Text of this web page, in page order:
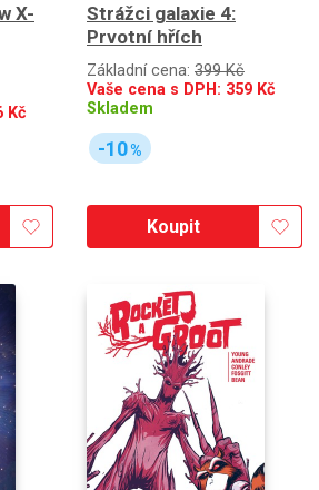
X-
Kč
Strážci galaxie 4:
Prvotní hřích
Základní cena: 399 Kč
Vaše cena s DPH: 359 Kč
Skladem
-10%
Koupit